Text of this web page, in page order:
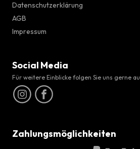
Datenschutzerklärung
AGB
Impressum
Social Media
Für weitere Einblicke folgen Sie uns gerne
Zahlungsmöglichkeiten